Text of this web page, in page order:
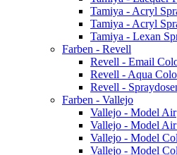
Tamiya - Acryl
Tamiya - Acryl
Tamiya - Lexan
Farben - Revell
Revell - Email
Revell - Aqua
Revell -
Farben - Vallejo
Vallejo - Model Air
Vallejo - Model Air
Vallejo - Model
Vallejo - Model